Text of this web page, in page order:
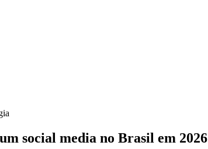
social media no Brasil em 2026